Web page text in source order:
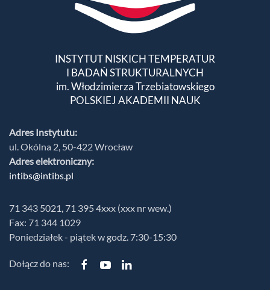
INSTYTUT NISKICH TEMPERATUR
I BADAŃ STRUKTURALNYCH
im. Włodzimierza Trzebiatowskiego
POLSKIEJ AKADEMII NAUK
Adres Instytutu:
ul. Okólna 2, 50-422 Wrocław
Adres elektroniczny:
intibs@intibs.pl
71 343 5021, 71 395 4xxx (xxx nr wew.)
Fax: 71 344 1029
Poniedziałek - piątek w godz. 7:30-15:30
Dołącz do nas: